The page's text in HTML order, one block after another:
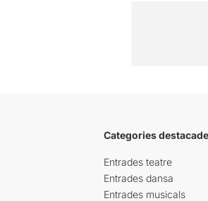
Categories
Entrades teatre
Entrades dansa
Entrades musicals